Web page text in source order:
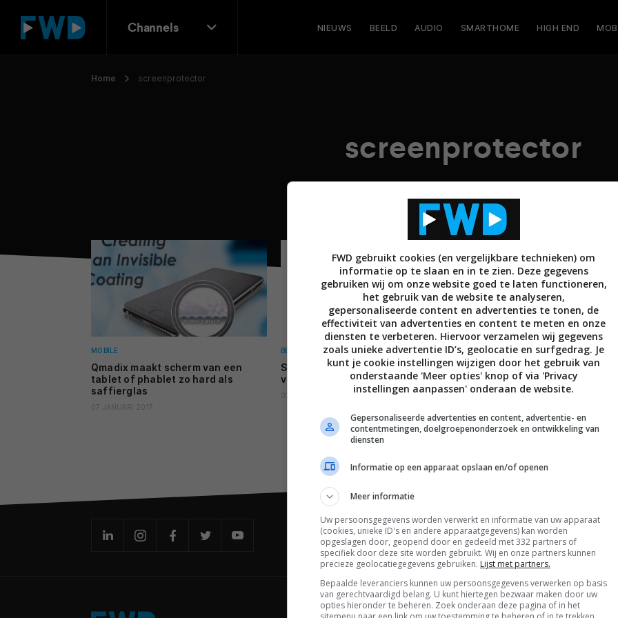
Channels NIEUWS BEELD AUDIO SMARTHOME HIGH END
Home screenprotector
screenprotector
MOBILE
Qmadix maakt scherm van een
tablet of phablet zo hard als
saffierglas
07 JANUARI 2017
BEELD
Screenprotector maakt bril-vrij 3D
voor mobiele apparaten mogelijk
02 APRIL 2013
De laatste updates in je mailbox
FWD gebruikt cookies (en vergelijkbare technieken) om
informatie op te slaan en in te zien. Deze gegevens
gebruiken wij om onze website goed te laten functioneren,
het gebruik van de website te analyseren,
gepersonaliseerde content en advertenties te tonen, de
effectiviteit van advertenties en content te meten en onze
diensten te verbeteren. Hiervoor verzamelen wij gegevens
zoals unieke advertentie ID’s, geolocatie en surfgedrag. Je
kunt je cookie instellingen wijzigen door het gebruik van
onderstaande 'Meer opties' knop of via 'Privacy
instellingen aanpassen' onderaan de website.
Gepersonaliseerde advertenties en content, advertentie- en
contentmetingen, doelgroepenonderzoek en ontwikkeling van
diensten
Informatie op een apparaat opslaan en/of openen
Meer informatie
Uw persoonsgegevens worden verwerkt en informatie van uw apparaat
(cookies, unieke ID's en andere apparaatgegevens) kan worden
opgeslagen door, geopend door en gedeeld met 332 partners of
specifiek door deze site worden gebruikt. Wij en onze partners kunnen
precieze geolocatiegegevens gebruiken. Lijst met partners.
Bepaalde leveranciers kunnen uw persoonsgegevens verwerken op basis
van gerechtvaardigd belang. U kunt hiertegen bezwaar maken door uw
opties hieronder te beheren. Zoek onderaan deze pagina of in het